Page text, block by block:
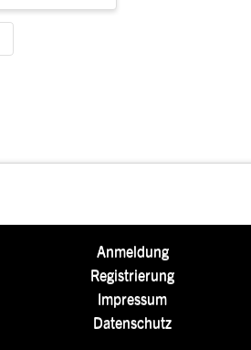
Anmeldung
Registrierung
Impressum
Datenschutz